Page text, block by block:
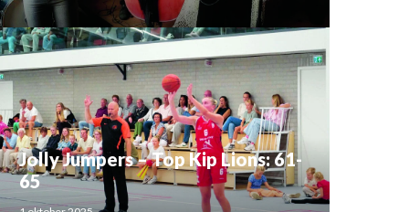
Jolly Jumpers – Top Kip Lions: 61-
65